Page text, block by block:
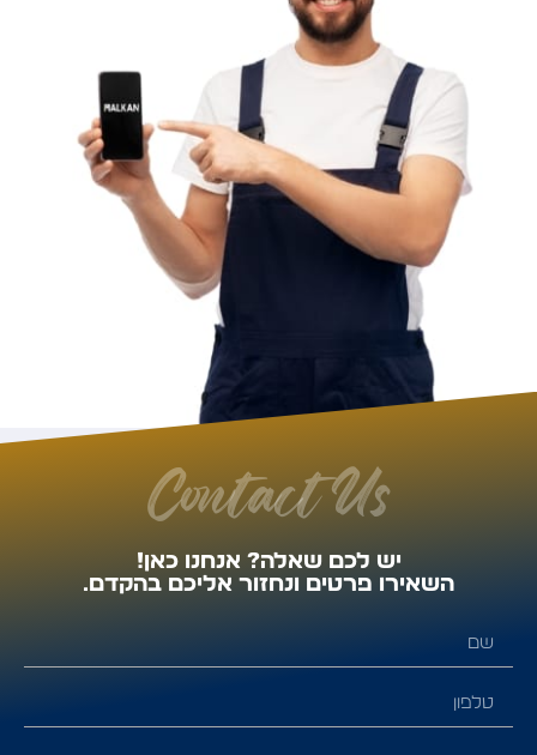
Contact Us
יש לכם שאלה? אנחנו כאן!
השאירו פרטים ונחזור אליכם בהקדם.